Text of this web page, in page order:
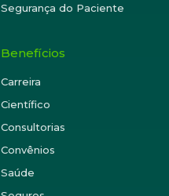
Segurança do Paciente
Benefícios
Carreira
Científico
Consultorias
Convênios
Saúde